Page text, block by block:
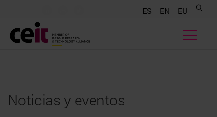
ES EN EU
Noticias y eventos